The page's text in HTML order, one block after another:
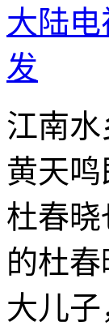
大陆电
发
江南
黄天
杜春
的杜
大儿